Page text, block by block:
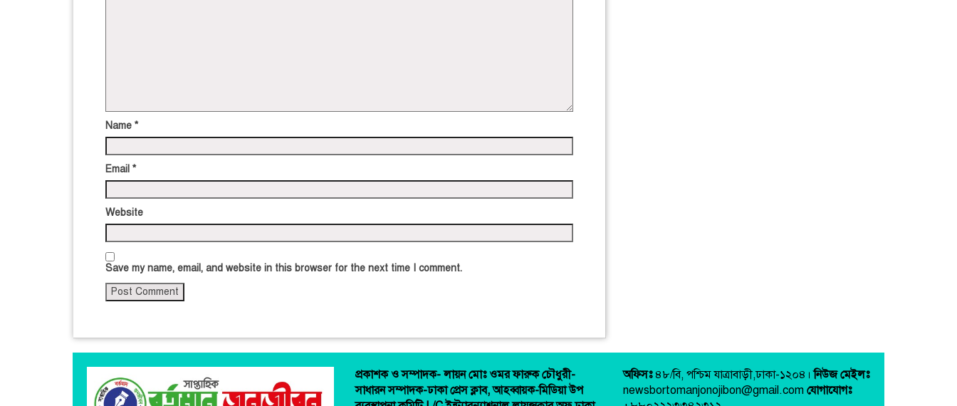
Name *
Email *
Website
Save my name, email, and website in this browser for the next time I comment.
প্রকাশক ও সম্পাদক-লায়ন মোঃ ওমর ফারুক চৌধুরী-
সাধারন সম্পাদক-ঢাকা প্রেস ক্লাব, আহব্বায়ক-মিডিয়া উপ
অফিসঃ৪৮/বি, পশ্চিম যাত্রাবাড়ী,ঢাকা-১২০৪।নিউজ মেইলঃ
newsbortomanjonojibon@gmail.comযোগাযোগঃ